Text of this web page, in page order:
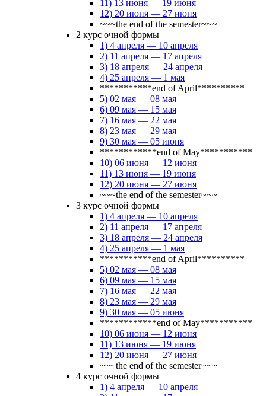
11) 13 июня — 19 июня
12) 20 июня — 27 июня
~~~the end of the semester~~~
2 курс очной формы
1) 4 апреля — 10 апреля
2) 11 апреля — 17 апреля
3) 18 апреля — 24 апреля
4) 25 апреля — 1 мая
***********end of April**********
5) 02 мая — 08 мая
6) 09 мая — 15 мая
7) 16 мая — 22 мая
8) 23 мая — 29 мая
9) 30 мая — 05 июня
************end of May***********
10) 06 июня — 12 июня
11) 13 июня — 19 июня
12) 20 июня — 27 июня
~~~the end of the semester~~~
3 курс очной формы
1) 4 апреля — 10 апреля
2) 11 апреля — 17 апреля
3) 18 апреля — 24 апреля
4) 25 апреля — 1 мая
***********end of April**********
5) 02 мая — 08 мая
6) 09 мая — 15 мая
7) 16 мая — 22 мая
8) 23 мая — 29 мая
9) 30 мая — 05 июня
************end of May***********
10) 06 июня — 12 июня
11) 13 июня — 19 июня
12) 20 июня — 27 июня
~~~the end of the semester~~~
4 курс очной формы
1) 4 апреля — 10 апреля